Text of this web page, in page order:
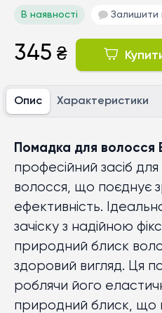
В наявності Залишити
345 ₴
Опис Характеристики
Помадка для волосся
професійний засіб
волосся, що поєднує
ефективність.
зачіску з надійною
природний блиск
здоровий вигляд. Ця
роблячи його
природний блиск, що